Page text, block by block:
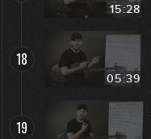
15:28
18
05:39
19